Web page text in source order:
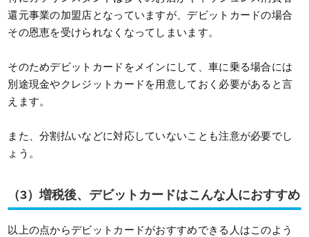
還元事業の加盟店となっていますが、デビットカードの場合
その恩恵を受けられなくなってしまいます。
そのためデビットカードをメインにして、車に乗る場合には
別途現金やクレジットカードを用意しておく必要があると言
えます。
また、分割払いなどに対応していないことも注意が必要でし
ょう。
（3）増税後、デビットカードはこんな人におすすめ
以上の点からデビットカードがおすすめできる人はこのよう